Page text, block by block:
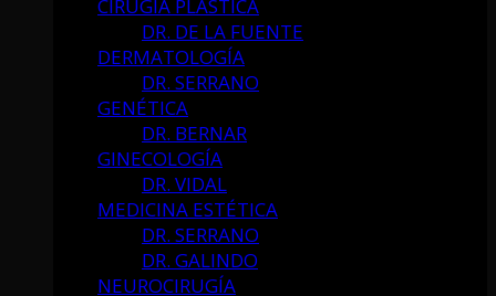
CIRUGÍA PLÁSTICA
DR. DE LA FUENTE
DERMATOLOGÍA
DR. SERRANO
GENÉTICA
DR. BERNAR
GINECOLOGÍA
DR. VIDAL
MEDICINA ESTÉTICA
DR. SERRANO
DR. GALINDO
NEUROCIRUGÍA